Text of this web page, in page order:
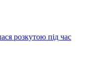
розкутою під час